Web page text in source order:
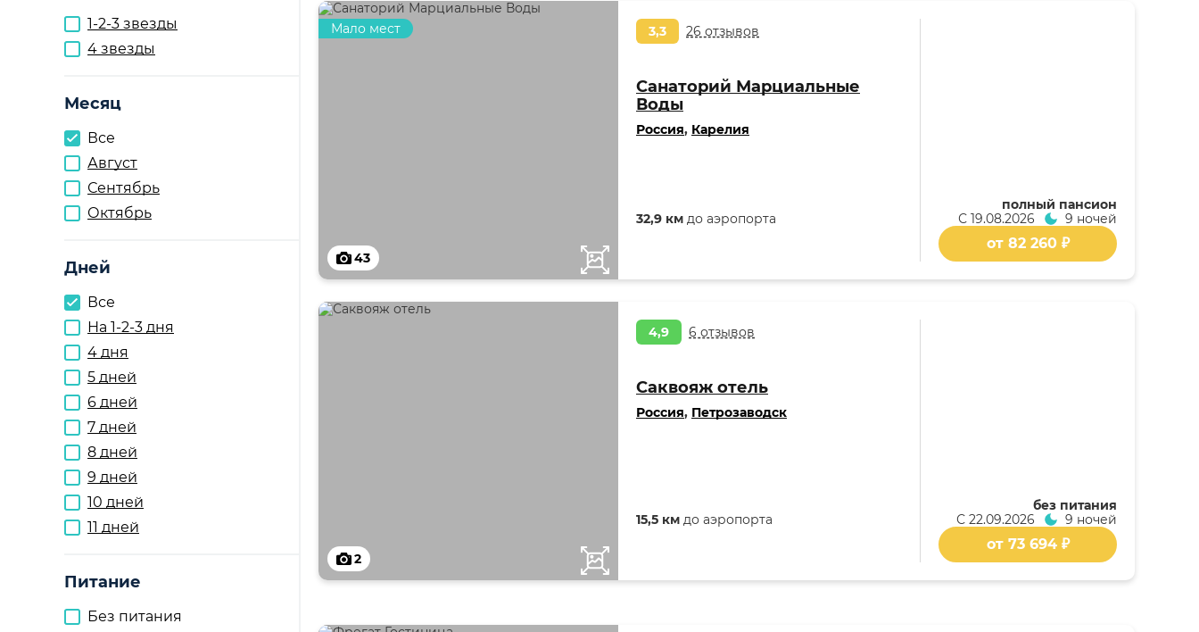
1-2-3 звезды
4 звезды
Месяц
Все
Август
Сентябрь
Октябрь
Дней
Все
На 1-2-3 дня
4 дня
5 дней
6 дней
7 дней
8 дней
9 дней
10 дней
11 дней
Питание
Без питания
43
Мало мест 3,3 26 отзывов
Санаторий Марциальные
Воды
Россия, Карелия
32,9 км до аэропорта
полный пансион
С 19.08.2026 9 ночей
от 82 260 ₽
2
4,9 6 отзывов
Саквояж отель
Россия, Петрозаводск
15,5 км до аэропорта
без питания
С 22.09.2026 9 ночей
от 73 694 ₽